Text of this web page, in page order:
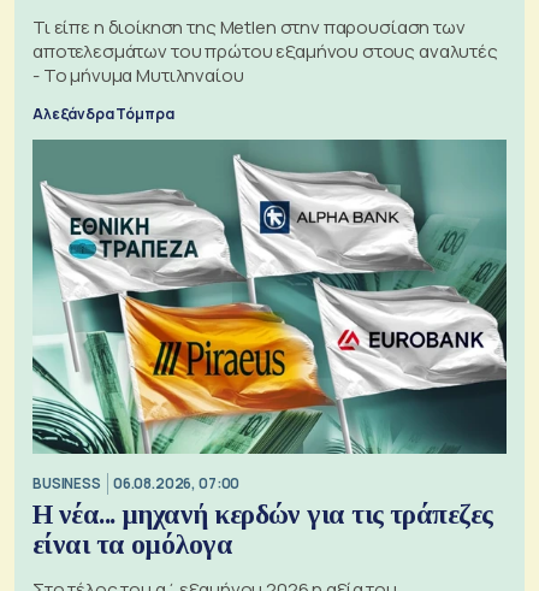
Τι είπε η διοίκηση της Metlen στην παρουσίαση των
αποτελεσμάτων του πρώτου εξαμήνου στους αναλυτές
- Το μήνυμα Μυτιληναίου
Αλεξάνδρα Τόμπρα
BUSINESS 06.08.2026, 07:00
Η νέα... μηχανή κερδών για τις τράπεζες
είναι τα ομόλογα